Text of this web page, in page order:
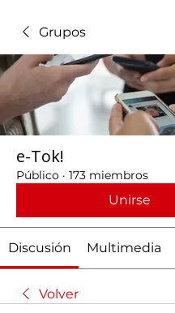
Grupos
e-Tok!
Público · 173 miembros
Unirse
Discusión Multimedia
Volver